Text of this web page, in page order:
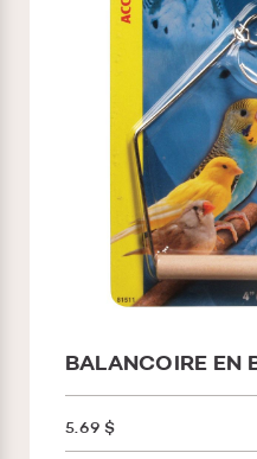
BALANCOIRE EN
5.69 $